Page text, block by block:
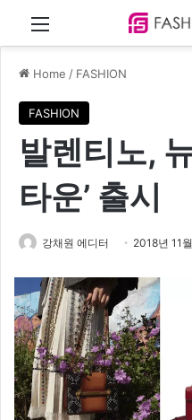
Home / FASHION
FASHION
발렌티노,
타운’ 출시
강채원 에디터 2018년 11